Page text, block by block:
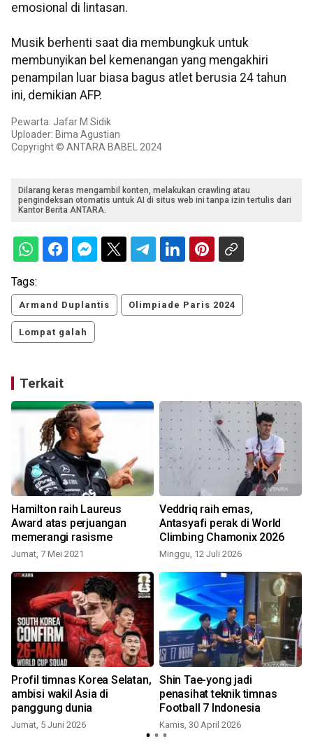
emosional di lintasan.
Musik berhenti saat dia membungkuk untuk
membunyikan bel kemenangan yang mengakhiri
penampilan luar biasa bagus atlet berusia 24 tahun
ini, demikian AFP.
Pewarta: Jafar M Sidik
Uploader: Bima Agustian
Copyright © ANTARA BABEL 2024
Dilarang keras mengambil konten, melakukan crawling atau
pengindeksan otomatis untuk AI di situs web ini tanpa izin tertulis dari
Kantor Berita ANTARA.
Tags:
Armand Duplantis Olimpiade Paris 2024
Lompat galah
Terkait
Hamilton raih Laureus
Award atas perjuangan
memerangi rasisme
Jumat, 7 Mei 2021
Veddriq raih emas,
Antasyafi perak di World
Climbing Chamonix 2026
Minggu, 12 Juli 2026
Profil timnas Korea Selatan,
ambisi wakil Asia di
panggung dunia
Jumat, 5 Juni 2026
Shin Tae-yong jadi
penasihat teknik timnas
Football 7 Indonesia
Kamis, 30 April 2026